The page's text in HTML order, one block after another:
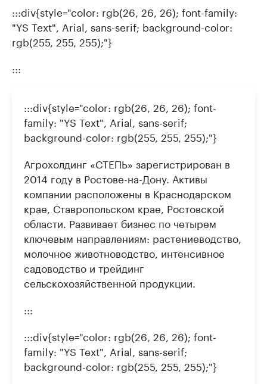
:::div{style="color: rgb(26, 26, 26); font-family:
"YS Text", Arial, sans-serif; background-color:
rgb(255, 255, 255);"}
:::
:::div{style="color: rgb(26, 26, 26); font-
family: "YS Text", Arial, sans-serif;
background-color: rgb(255, 255, 255);"}
Агрохолдинг «СТЕПЬ» зарегистрирован в
2014 году в Ростове-на-Дону. Активы
компании расположены в Краснодарском
крае, Ставропольском крае, Ростовской
области. Развивает бизнес по четырем
ключевым направлениям: растениеводство,
молочное животноводство, интенсивное
садоводство и трейдинг
сельскохозяйственной продукции.
:::
:::div{style="color: rgb(26, 26, 26); font-
family: "YS Text", Arial, sans-serif;
background-color: rgb(255, 255, 255);"}